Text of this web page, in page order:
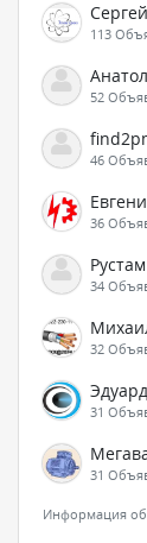
Сергей
113
52
46
36
Рустам
34
32
Эдуард
31
31
Информация